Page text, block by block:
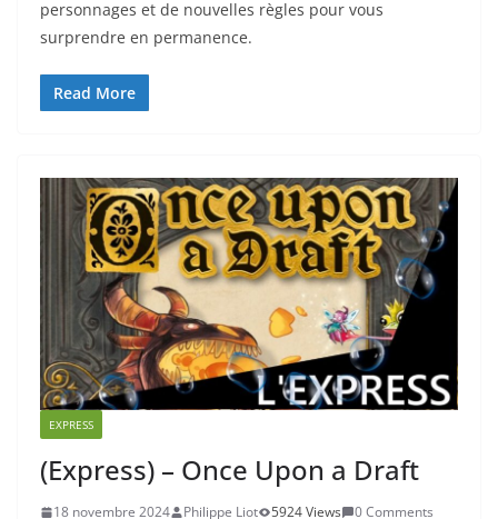
personnages et de nouvelles règles pour vous
surprendre en permanence.
Read More
EXPRESS
(Express) – Once Upon a Draft
18 novembre 2024 Philippe Liot 5924 Views 0 Comments